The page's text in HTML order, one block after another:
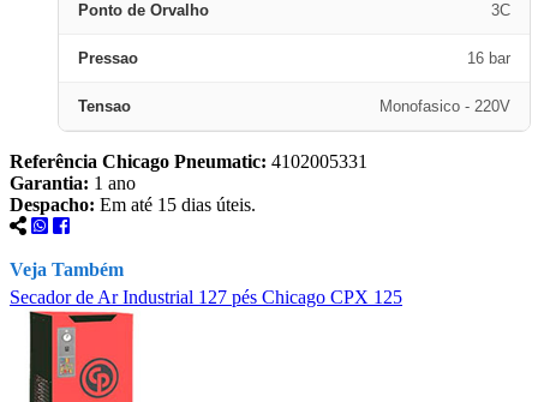
Ponto de Orvalho 3C
Pressao 16 bar
Tensao Monofasico - 220V
Referência Chicago Pneumatic: 4102005331
Garantia: 1 ano
Despacho: Em até 15 dias úteis.
Veja Também
Secador de Ar Industrial 127 pés Chicago CPX 125